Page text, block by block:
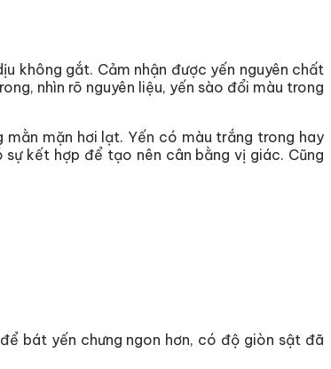
không gắt. Cảm nhận được yến nguyên chất
nhìn rõ nguyên liệu, yến sào đổi màu trong
mặn hơi lạt. Yến có màu trắng trong hay
kết hợp để tạo nên cân bằng vị giác. Cũng
bát yến chưng ngon hơn, có độ giòn sật đã